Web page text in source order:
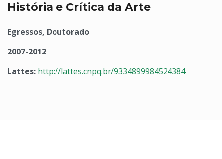
História e Crítica da Arte
Egressos, Doutorado
2007-2012
Lattes: http://lattes.cnpq.br/9334899984524384